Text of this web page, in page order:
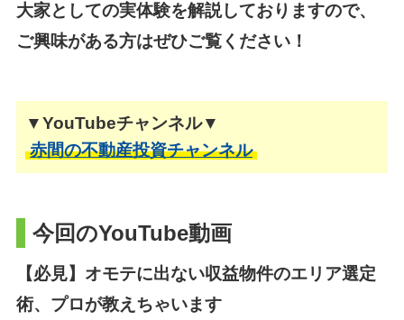
大家としての実体験を解説しておりますので、
ご興味がある方はぜひご覧ください！
▼YouTubeチャンネル▼
赤間の不動産投資チャンネル
今回のYouTube動画
【必見】オモテに出ない収益物件のエリア選定
術、プロが教えちゃいます